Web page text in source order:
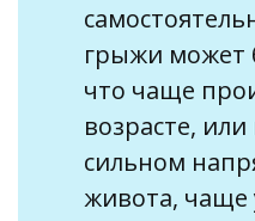
грыжи может
что чаще
возрасте,
сильном
живота, чаще